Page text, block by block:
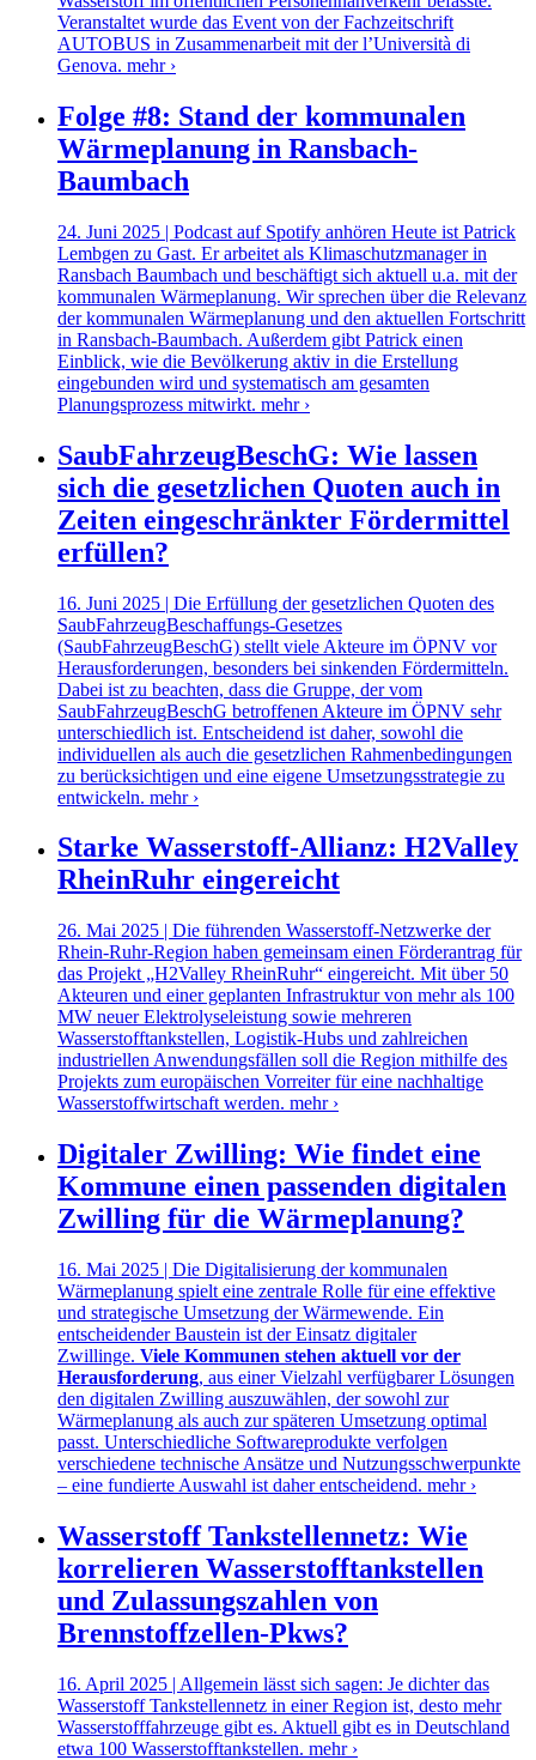
Veranstaltet wurde das Event von der Fachzeitschrift
AUTOBUS in Zusammenarbeit mit der l’Università di
Genova. mehr ›
Folge #8: Stand der kommunalen
Wärmeplanung in Ransbach-
Baumbach
24. Juni 2025 | Podcast auf Spotify anhören Heute ist Patrick
Lembgen zu Gast. Er arbeitet als Klimaschutzmanager in
Ransbach Baumbach und beschäftigt sich aktuell u.a. mit der
kommunalen Wärmeplanung. Wir sprechen über die Relevanz
der kommunalen Wärmeplanung und den aktuellen Fortschritt
in Ransbach-Baumbach. Außerdem gibt Patrick einen
Einblick, wie die Bevölkerung aktiv in die Erstellung
eingebunden wird und systematisch am gesamten
Planungsprozess mitwirkt. mehr ›
SaubFahrzeugBeschG: Wie lassen
sich die gesetzlichen Quoten auch in
Zeiten eingeschränkter Fördermittel
erfüllen?
16. Juni 2025 | Die Erfüllung der gesetzlichen Quoten des
SaubFahrzeugBeschaffungs-Gesetzes
(SaubFahrzeugBeschG) stellt viele Akteure im ÖPNV vor
Herausforderungen, besonders bei sinkenden Fördermitteln.
Dabei ist zu beachten, dass die Gruppe, der vom
SaubFahrzeugBeschG betroffenen Akteure im ÖPNV sehr
unterschiedlich ist. Entscheidend ist daher, sowohl die
individuellen als auch die gesetzlichen Rahmenbedingungen
zu berücksichtigen und eine eigene Umsetzungsstrategie zu
entwickeln. mehr ›
Starke Wasserstoff-Allianz: H2Valley
RheinRuhr eingereicht
26. Mai 2025 | Die führenden Wasserstoff-Netzwerke der
Rhein-Ruhr-Region haben gemeinsam einen Förderantrag für
das Projekt „H2Valley RheinRuhr“ eingereicht. Mit über 50
Akteuren und einer geplanten Infrastruktur von mehr als 100
MW neuer Elektrolyseleistung sowie mehreren
Wasserstofftankstellen, Logistik-Hubs und zahlreichen
industriellen Anwendungsfällen soll die Region mithilfe des
Projekts zum europäischen Vorreiter für eine nachhaltige
Wasserstoffwirtschaft werden. mehr ›
Digitaler Zwilling: Wie findet eine
Kommune einen passenden digitalen
Zwilling für die Wärmeplanung?
16. Mai 2025 | Die Digitalisierung der kommunalen
Wärmeplanung spielt eine zentrale Rolle für eine effektive
und strategische Umsetzung der Wärmewende. Ein
entscheidender Baustein ist der Einsatz digitaler
Zwillinge. Viele Kommunen stehen aktuell vor der
Herausforderung, aus einer Vielzahl verfügbarer Lösungen
den digitalen Zwilling auszuwählen, der sowohl zur
Wärmeplanung als auch zur späteren Umsetzung optimal
passt. Unterschiedliche Softwareprodukte verfolgen
verschiedene technische Ansätze und Nutzungsschwerpunkte
– eine fundierte Auswahl ist daher entscheidend. mehr ›
Wasserstoff Tankstellennetz: Wie
korrelieren Wasserstofftankstellen
und Zulassungszahlen von
Brennstoffzellen-Pkws?
16. April 2025 | Allgemein lässt sich sagen: Je dichter das
Wasserstoff Tankstellennetz in einer Region ist, desto mehr
Wasserstofffahrzeuge gibt es. Aktuell gibt es in Deutschland
etwa 100 Wasserstofftankstellen. mehr ›